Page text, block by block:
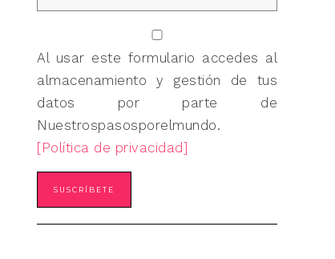
Al usar este formulario accedes al
almacenamiento y gestión de tus
datos por parte de
Nuestrospasosporelmundo.
[Política de privacidad]